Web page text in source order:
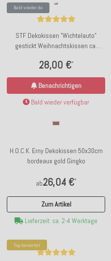
Bald wieder da
STF Dekokissen "Wichtelauto"
gestickt Weihnachtskissen ca.
28,00 €*
Benachrichtigen
Bald wieder verfügbar
H.O.C.K. Erny Dekokissen 50x30cm
bordeaux gold Gingko
ab26,04 €*
Zum Artikel
Lieferzeit: ca. 2-4 Werktage
Top bewertet